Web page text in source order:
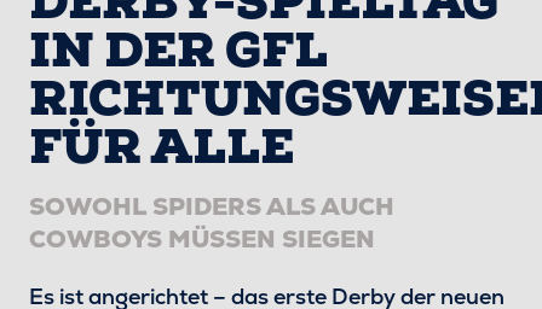
IN DER GFL
FÜR ALLE
SOWOHL SPIDERS ALS AUCH
COWBOYS MÜSSEN SIEGEN
Es ist angerichtet – das erste Derby der neuen